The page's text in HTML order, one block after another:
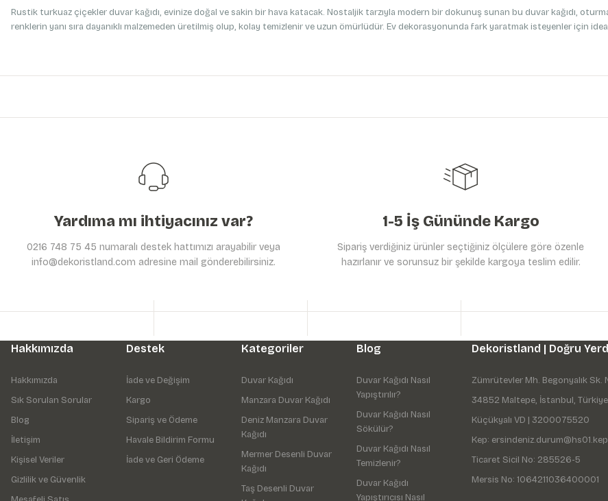
Rustik turkuaz çiçekler duvar kağıdı, evinize doğal ve sakin bir hava katacak. Nostaljik tarzıyla modern bir dokunuş sunan bu duvar kağıdı,
renklerin yanı sıra dayanıklı malzemeden üretilmiş olup, kolay temizlenir ve uzun ömürlüdür. Ev dekorasyonunda fark yaratmak isteyenler için
Bu ürüne benzer farklı alternatifler olmalı.
Gönder
Yardıma mı ihtiyacınız var?
0216 748 75 45 numaralı destek hattımızı arayabilir veya
info@dekoristland.com adresine mail gönderebilirsiniz.
1-5 İş Gününde Kargo
Sipariş verdiğiniz ürünler seçtiğiniz ölçülere göre özenle
hazırlanır ve sorunsuz bir şekilde kargoya teslim edilir.
Hakkımızda
Hakkımızda
Sık Sorulan Sorular
Blog
İletişim
Kişisel Veriler
Gizlilik ve Güvenlik
Destek
İade ve Değişim
Kargo
Sipariş ve Ödeme
Havale Bildirim Formu
İade ve Geri Ödeme
Kategoriler
Duvar Kağıdı
Manzara Duvar Kağıdı
Deniz Manzara Duvar
Kağıdı
Mermer Desenli Duvar
Kağıdı
Taş Desenli Duvar
Blog
Duvar Kağıdı Nasıl
Yapıştırılır?
Duvar Kağıdı Nasıl
Sökülür?
Duvar Kağıdı Nasıl
Temizlenir?
Duvar Kağıdı
Yapıştırıcısı Nasıl
Dekoristland | Doğru
Zümrütevler Mh. Begonyalık Sk.
34852 Maltepe, İstanbul, Türkiye
Küçükyalı VD | 3200075520
Kep:
Ticaret Sicil No: 285526-5
Mersis No: 1064211036400001